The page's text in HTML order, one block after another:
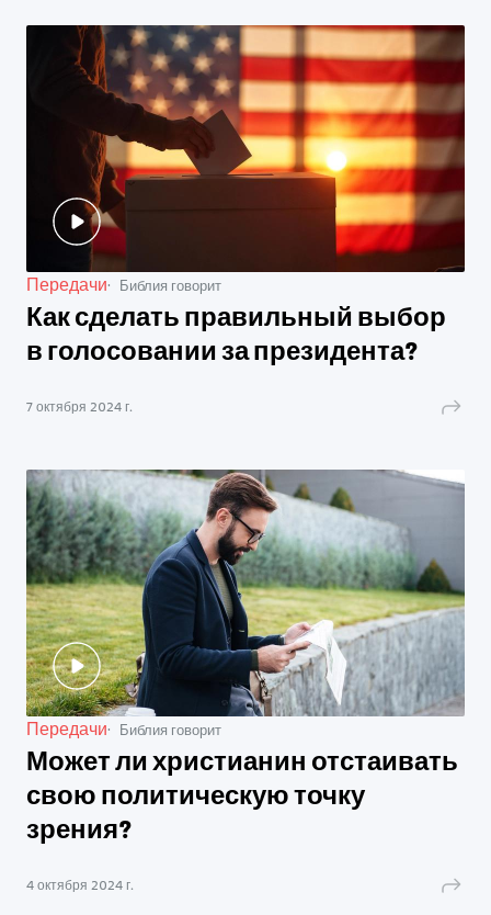
Передачи Библия говорит
Как сделать правильный выбор
в голосовании за президента?
7 октября 2024 г.
Передачи Библия говорит
Может ли христианин отстаивать
свою политическую точку
зрения?
4 октября 2024 г.